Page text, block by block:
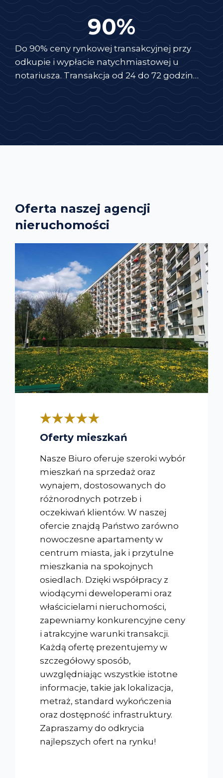
90%
Do 90% ceny rynkowej transakcyjnej przy
odkupie i wypłacie natychmiastowej u
notariusza. Transakcja od 24 do 72 godzin…
Oferta naszej agencji
nieruchomości
Oferty mieszkań
Nasze Biuro oferuje szeroki wybór
mieszkań na sprzedaż oraz
wynajem, dostosowanych do
różnorodnych potrzeb i
oczekiwań klientów. W naszej
ofercie znajdą Państwo zarówno
nowoczesne apartamenty w
centrum miasta, jak i przytulne
mieszkania na spokojnych
osiedlach. Dzięki współpracy z
wiodącymi deweloperami oraz
właścicielami nieruchomości,
zapewniamy konkurencyjne ceny
i atrakcyjne warunki transakcji.
Każdą ofertę prezentujemy w
szczegółowy sposób,
uwzględniając wszystkie istotne
informacje, takie jak lokalizacja,
metraż, standard wykończenia
oraz dostępność infrastruktury.
Zapraszamy do odkrycia
najlepszych ofert na rynku!